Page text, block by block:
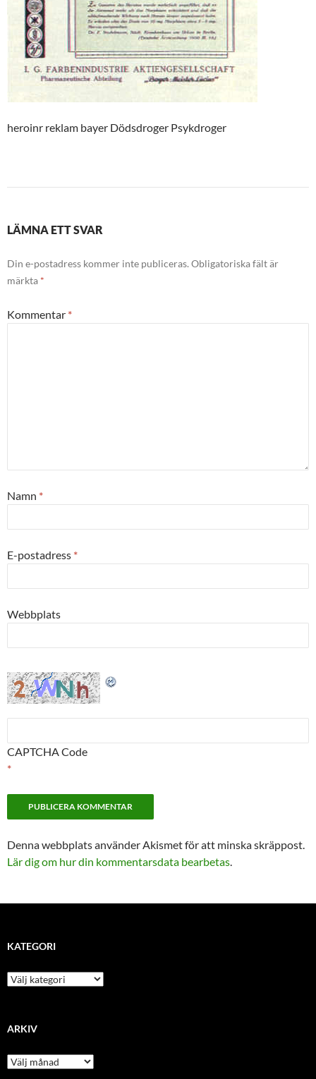
heroinr reklam bayer Dödsdroger Psykdroger
LÄMNA ETT SVAR
Din e-postadress kommer inte publiceras. Obligatoriska fält är
märkta *
Kommentar *
Namn *
E-postadress *
Webbplats
CAPTCHA Code
*
Denna webbplats använder Akismet för att minska skräppost.
Lär dig om hur din kommentarsdata bearbetas
KATEGORI
kategori
ARKIV
arkiv